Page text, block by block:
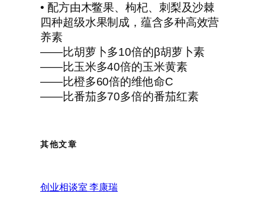
• 配方由木鳖果、枸杞、刺梨及沙棘
四种超级水果制成，蕴含多种高效营
养素
——比胡萝卜多10倍的β胡萝卜素
——比玉米多40倍的玉米黄素
——比橙多60倍的维他命C
——比番茄多70多倍的番茄红素
其他文章
创业相谈室 李康瑞